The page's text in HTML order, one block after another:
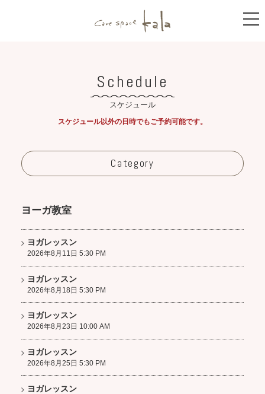
care
Schedule
スケジュール
スケジュール以外の日時でもご予約可能です。
Category
ヨーガ教室
ヨガレッスン
2026年8月11日 5:30 PM
ヨガレッスン
2026年8月18日 5:30 PM
ヨガレッスン
2026年8月23日 10:00 AM
ヨガレッスン
2026年8月25日 5:30 PM
ヨガレッスン
t
o